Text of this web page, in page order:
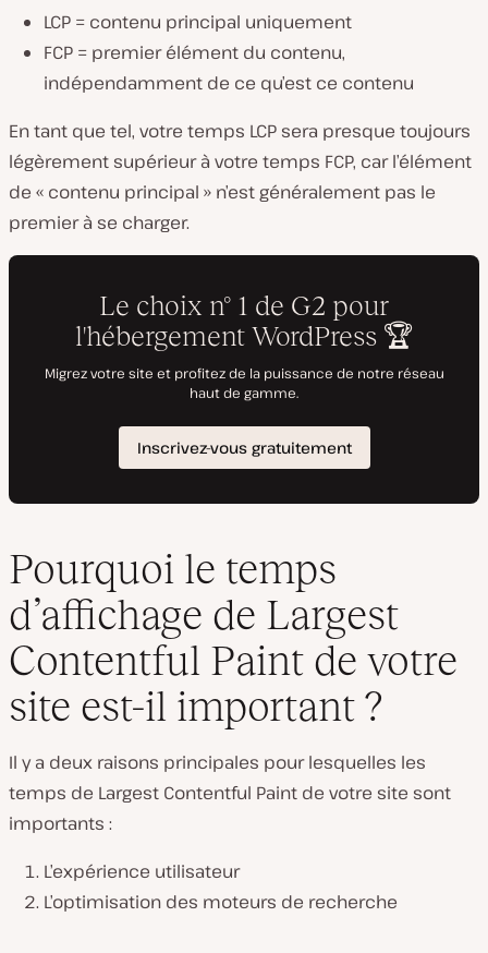
LCP = contenu principal uniquement
FCP = premier élément du contenu,
indépendamment de ce qu’est ce contenu
En tant que tel, votre temps LCP sera presque toujours
légèrement supérieur à votre temps FCP, car l’élément
de « contenu principal » n’est généralement pas le
premier à se charger.
Pourquoi le temps
d’affichage de Largest
Contentful Paint de votre
site est-il important ?
Il y a deux raisons principales pour lesquelles les
temps de Largest Contentful Paint de votre site sont
importants :
L’expérience utilisateur
L’optimisation des moteurs de recherche